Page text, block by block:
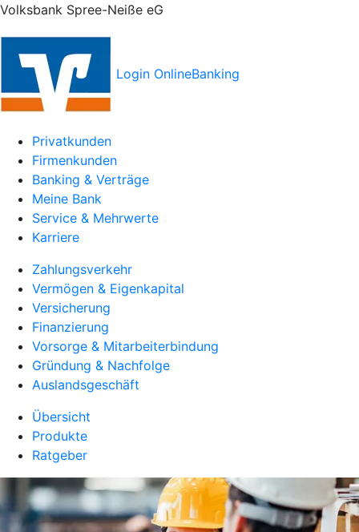
Volksbank Spree-Neiße eG
Login OnlineBanking
Privatkunden
Firmenkunden
Banking & Verträge
Meine Bank
Service & Mehrwerte
Karriere
Zahlungsverkehr
Vermögen & Eigenkapital
Versicherung
Finanzierung
Vorsorge & Mitarbeiterbindung
Gründung & Nachfolge
Auslandsgeschäft
Übersicht
Produkte
Ratgeber